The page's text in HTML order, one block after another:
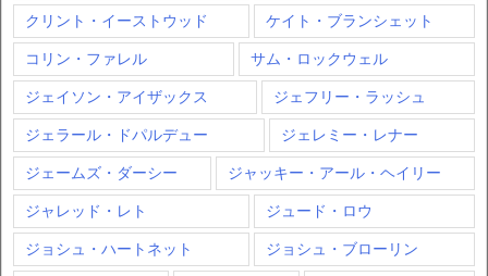
クリント・イーストウッド ケイト・ブランシェット
コリン・ファレル サム・ロックウェル
ジェイソン・アイザックス ジェフリー・ラッシュ
ジェラール・ドパルデュー ジェレミー・レナー
ジェームズ・ダーシー ジャッキー・アール・ヘイリー
ジャレッド・レト ジュード・ロウ
ジョシュ・ハートネット ジョシュ・ブローリン